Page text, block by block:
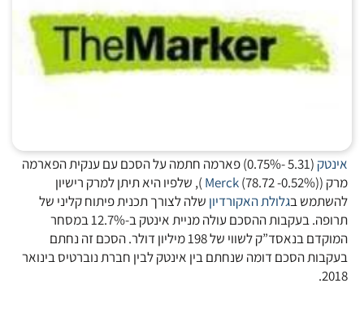
אינטק (
5.31
-0.75%
)פארמה חתמה על הסכם עם ענקית הפארמה
מרק (
Merck(78.72-0.52%)
), שלפיו היא תיתן למרק רישיון
להשתמש בגלולת האקורדיון שלה לצורך תכנית פיתוח קליני של
תרופה. בעקבות ההסכם עולה מניית אינטק ב-12.7% במסחר
המוקדם בנאסד”ק לשווי של 198 מיליון דולר. הסכם זה נחתם
בעקבות הסכם דומה שנחתם בין אינטק לבין חברת נוברטיס בינואר
2018.